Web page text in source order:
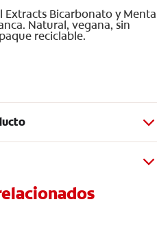
Bicarbonato y Menta
Natural, vegana, sin
reciclable.